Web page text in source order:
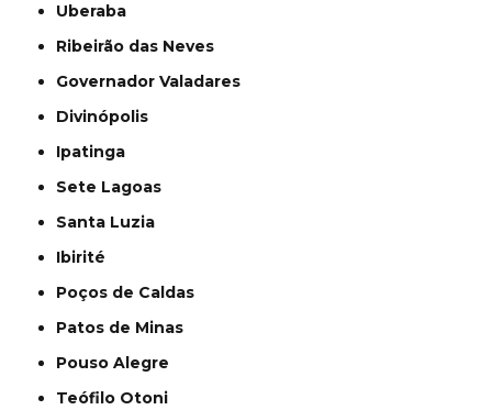
Uberaba
Ribeirão das Neves
Governador Valadares
Divinópolis
Ipatinga
Sete Lagoas
Santa Luzia
Ibirité
Poços de Caldas
Patos de Minas
Pouso Alegre
Teófilo Otoni